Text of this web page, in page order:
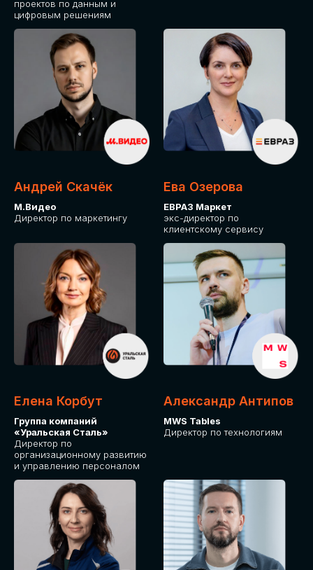
проектов по данным и
цифровым решениям
Андрей Скачёк
М.Видео
Директор по маркетингу
Ева Озерова
ЕВРАЗ Маркет
экс-директор по
клиентскому сервису
Елена Корбут
Группа компаний
«Уральская Сталь»
Директор по
организационному развитию
и управлению персоналом
Александр Антипов
MWS Tables
Директор по технологиям
Приглашаем стать спикером GLOBAL
СТАТЬ
СПИКЕРОМ
IT Solutions for Business